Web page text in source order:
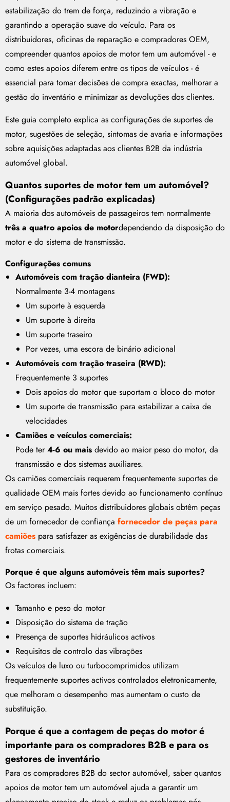
estabilização do trem de força, reduzindo a vibração e
garantindo a operação suave do veículo. Para os
distribuidores, oficinas de reparação e compradores OEM,
compreender quantos apoios de motor tem um automóvel - e
como estes apoios diferem entre os tipos de veículos - é
essencial para tomar decisões de compra exactas, melhorar a
gestão do inventário e minimizar as devoluções dos clientes.
Este guia completo explica as configurações de suportes de
motor, sugestões de seleção, sintomas de avaria e informações
sobre aquisições adaptadas aos clientes B2B da indústria
automóvel global.
Quantos suportes de motor tem um automóvel?
(Configurações padrão explicadas)
A maioria dos automóveis de passageiros tem normalmente
três a quatro apoios de motordependendo da disposição do
motor e do sistema de transmissão.
Configurações comuns
Automóveis com tração dianteira (FWD):
Normalmente 3-4 montagens
Um suporte à esquerda
Um suporte à direita
Um suporte traseiro
Por vezes, uma escora de binário adicional
Automóveis com tração traseira (RWD):
Frequentemente 3 suportes
Dois apoios do motor que suportam o bloco do motor
Um suporte de transmissão para estabilizar a caixa de
velocidades
Camiões e veículos comerciais:
Pode ter4-6 ou mais devido ao maior peso do motor, da
transmissão e dos sistemas auxiliares.
Os camiões comerciais requerem frequentemente suportes de
qualidade OEM mais fortes devido ao funcionamento contínuo
em serviço pesado. Muitos distribuidores globais obtêm peças
de um fornecedor de confiança fornecedor de peças para
camiões para satisfazer as exigências de durabilidade das
frotas comerciais.
Porque é que alguns automóveis têm mais suportes?
Os factores incluem:
Tamanho e peso do motor
Disposição do sistema de tração
Presença de suportes hidráulicos activos
Requisitos de controlo das vibrações
Os veículos de luxo ou turbocomprimidos utilizam
frequentemente suportes activos controlados eletronicamente,
que melhoram o desempenho mas aumentam o custo de
substituição.
Porque é que a contagem de peças do motor é
importante para os compradores B2B e para os
gestores de inventário
Para os compradores B2B do sector automóvel, saber quantos
apoios de motor tem um automóvel ajuda a garantir um